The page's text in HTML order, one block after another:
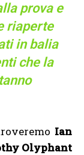
prova e
riaperte
in balia
che la
Ian
Olyphant